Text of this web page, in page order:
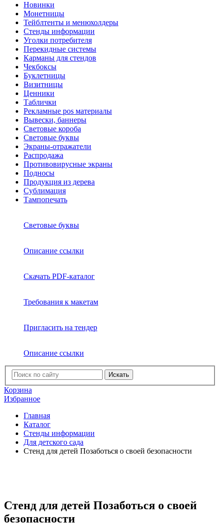
Новинки
Монетницы
Тейблтенты и менюхолдеры
Стенды информации
Уголки потребителя
Перекидные системы
Карманы для стендов
Чекбоксы
Буклетницы
Визитницы
Ценники
Таблички
Рекламные pos материалы
Вывески, баннеры
Световые короба
Световые буквы
Экраны-отражатели
Распродажа
Противовирусные экраны
Подносы
Продукция из дерева
Сублимация
Тампопечать
Световые буквы
Описание ссылки
Скачать PDF-каталог
Требования к макетам
Пригласить на тендер
Описание ссылки
Искать
Корзина
Избранное
Главная
Каталог
Стенды информации
Для детского сада
Стенд для детей Позаботься о своей безопасности
Стенд для детей Позаботься о своей
безопасности